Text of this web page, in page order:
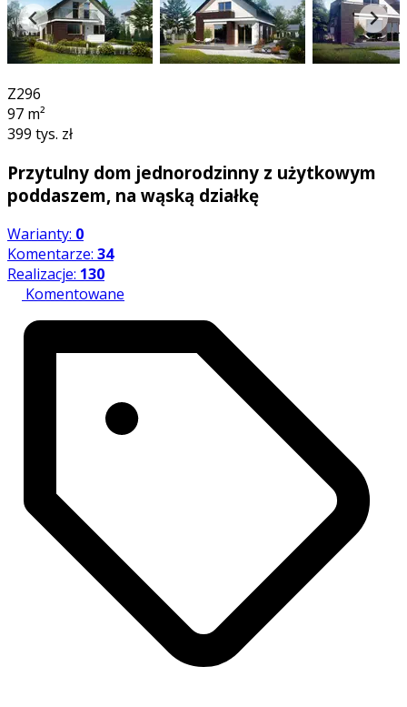
Z296
97 m²
399 tys. zł
Przytulny dom jednorodzinny z użytkowym
poddaszem, na wąską działkę
Warianty: 0
Komentarze: 34
Realizacje: 130
Komentowane